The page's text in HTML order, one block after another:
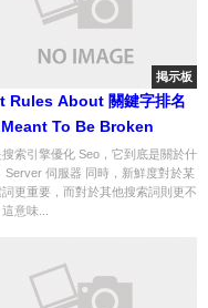
掲示板
Rules About 關鍵字排名
To Be Broken
索引擎優化 Seo，它到底是關於什
Server 伺服器 同時，新鮮度對於某
更重要，而對於其他搜索詞則更不
意味...